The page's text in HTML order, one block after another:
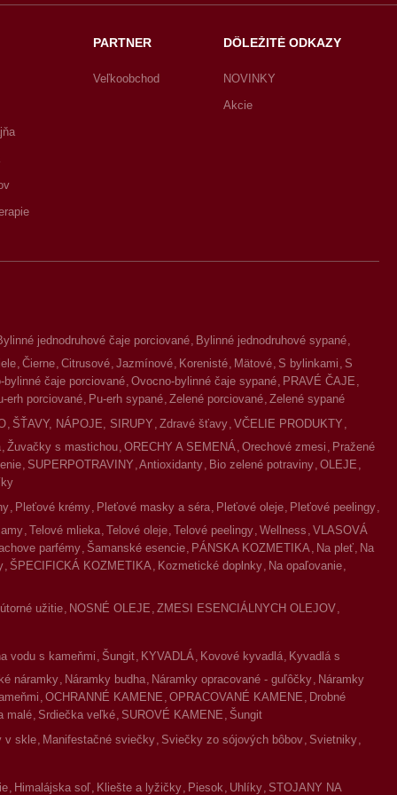
PARTNER
Veľkoobchod
DÔLEŽITÉ ODKAZY
NOVINKY
Akcie
jednodruhové čaje porciované Bylinné jednodruhové sypané
Čierne Citrusové Jazmínové Korenisté Mätové S bylinkami S
bylinné čaje porciované Ovocno-bylinné čaje sypané PRAVÉ ČAJE
erh porciované Pu-erh sypané Zelené porciované Zelené sypané
ŠŤAVY, NÁPOJE, SIRUPY Zdravé šťavy VČELIE PRODUKTY
Žuvačky s mastichou ORECHY A SEMENÁ Orechové zmesi
Pražené
SUPERPOTRAVINY Antioxidanty Bio zelené potraviny OLEJE
Pleťové krémy Pleťové masky a séra Pleťové oleje Pleťové peelingy
Telové mlieka Telové oleje Telové peelingy Wellness VLASOVÁ
parfémy Šamanské esencie PÁNSKA KOZMETIKA Na pleť Na
ŠPECIFICKÁ KOZMETIKA Kozmetické doplnky Na opaľovanie
užitie NOSNÉ OLEJE ZMESI ESENCIÁLNYCH OLEJOV
vodu s kameňmi Šungit KYVADLÁ Kovové kyvadlá Kyvadlá s
náramky Náramky budha Náramky opracované - guľôčky Náramky
OCHRANNÉ KAMENE OPRACOVANÉ KAMENE
Drobné
malé Srdiečka veľké SUROVÉ KAMENE Šungit
v skle Manifestačné sviečky Sviečky zo sójových bôbov Svietniky
Himalájska soľ Kliešte a lyžičky Piesok Uhlíky STOJANY NA